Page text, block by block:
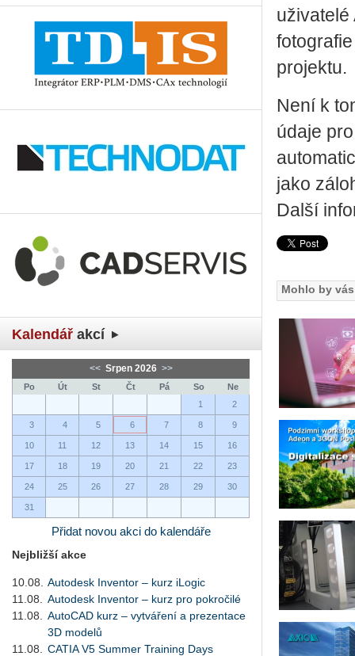
Kalendář akcí
<< Srpen 2026 >>
Po Út St Čt Pá So
Ne
1
2
3 4 5 6 7 8 9
10 11 12 13 14 15 16
17 18 19 20 21 22 23
24 25 26 27 28 29 30
31
Přidat novou akci do kalendáře
Nejbližší akce
10.08.
Autodesk Inventor – kurz iLogic
11.08.
Autodesk Inventor – kurz pro pokročilé
11.08.
AutoCAD kurz – vytváření a prezentace
3D modelů
11.08.
CATIA V5 Summer Training Days
uživatelé
projektu.
Není k
údaje
jako
Další
Mohlo by